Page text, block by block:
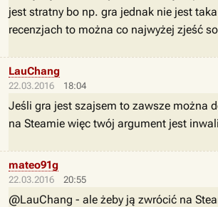
jest stratny bo np. gra jednak nie jest
recenzjach to można co najwyżej zjeść
22.03.2016 18:04
LauChang
Jeśli gra jest szajsem to zawsze można
na Steamie więc twój argument jest
22.03.2016 20:55
mateo91g
@LauChang - ale żeby ją zwrócić na